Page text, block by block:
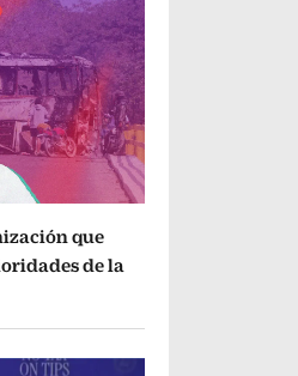
que
de la